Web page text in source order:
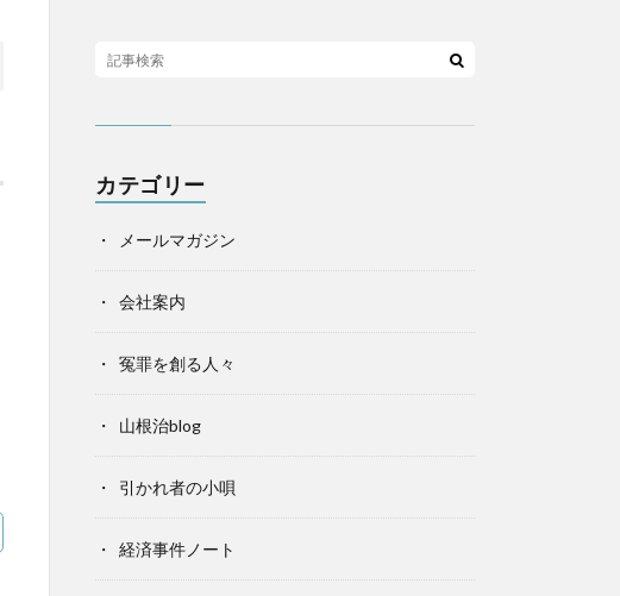
カテゴリー
メールマガジン
会社案内
冤罪を創る人々
山根治blog
引かれ者の小唄
経済事件ノート